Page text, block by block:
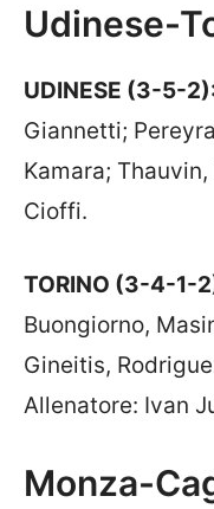
Udinese-
UDINESE (3-5-
Giannetti;
Kamara;
Cioffi.
TORINO (3-4-1-
Buongiorno,
Gineitis,
Allenatore: Ivan
Monza-